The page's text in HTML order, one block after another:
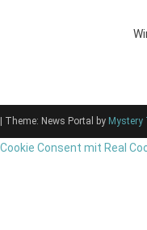
Theme: News Portal by Mystery
Cookie Consent mit Real